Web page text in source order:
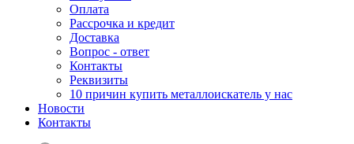
Оплата
Рассрочка и кредит
Доставка
Вопрос - ответ
Контакты
Реквизиты
10 причин купить металлоискатель у нас
Новости
Контакты